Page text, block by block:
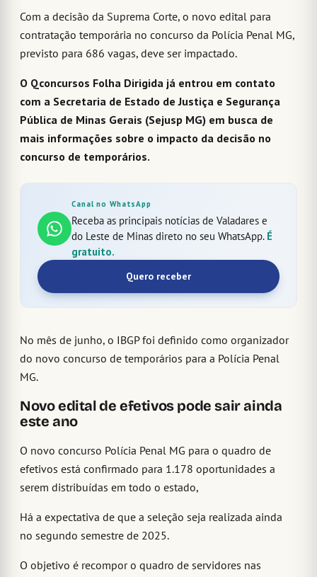
Com a decisão da Suprema Corte, o novo edital para
contratação temporária no concurso da Polícia Penal MG,
previsto para 686 vagas, deve ser impactado.
O Qconcursos Folha Dirigida já entrou em contato
com a Secretaria de Estado de Justiça e Segurança
Pública de Minas Gerais (Sejusp MG) em busca de
mais informações sobre o impacto da decisão no
concurso de temporários.
Canal no WhatsApp
Receba as principais notícias de Valadares e
do Leste de Minas direto no seu WhatsApp. É
gratuito.
Quero receber
No mês de junho, o IBGP foi definido como organizador
do novo concurso de temporários para a Polícia Penal
MG.
Novo edital de efetivos pode sair ainda
este ano
O novo concurso Polícia Penal MG para o quadro de
efetivos está confirmado para 1.178 oportunidades a
serem distribuídas em todo o estado,
Há a expectativa de que a seleção seja realizada ainda
no segundo semestre de 2025.
O objetivo é recompor o quadro de servidores nas